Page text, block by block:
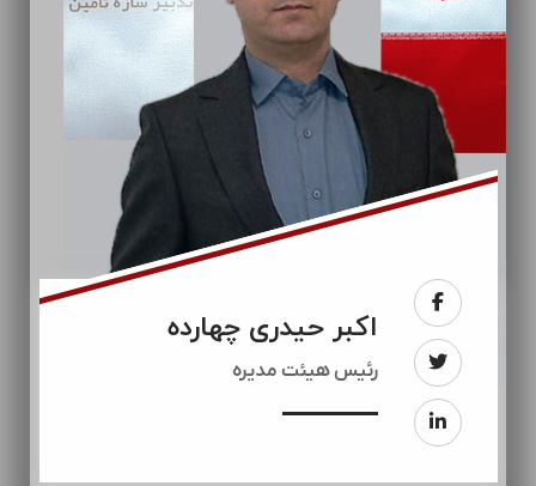
اکبر حیدری چهارده
رئيس هیئت مدیره